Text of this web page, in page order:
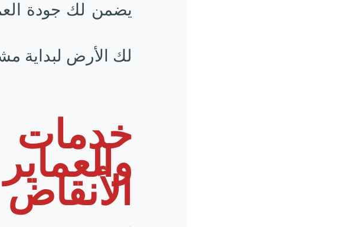
يضمن لك جودة
لك الأرض لبداية
الأنقاض